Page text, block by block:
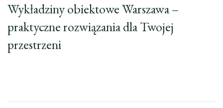
Wykładziny obiektowe Warszawa –
praktyczne rozwiązania dla Twojej
przestrzeni